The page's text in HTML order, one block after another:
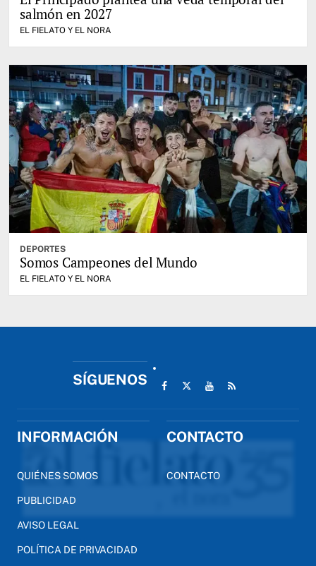
salmón en 2027
EL FIELATO Y EL NORA
DEPORTES
Somos Campeones del Mundo
EL FIELATO Y EL NORA
SÍGUENOS
INFORMACIÓN
QUIÉNES SOMOS
PUBLICIDAD
AVISO LEGAL
POLÍTICA DE PRIVACIDAD
CONTACTO
CONTACTO